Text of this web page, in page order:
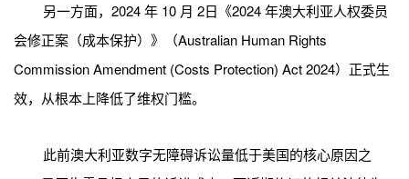
另一方面，2024 年 10 月 2日《2024 年澳大利亚人权委员
会修正案（成本保护）》（Australian Human Rights
Commission Amendment (Costs Protection) Act 2024）正式生
效，从根本上降低了维权门槛。
此前澳大利亚数字无障碍诉讼量低于美国的核心原因之